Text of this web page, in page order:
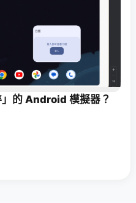
的 Android 模擬器？